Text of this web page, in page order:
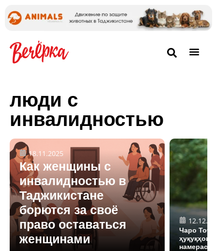
люди с
инвалидностью
18.11.2025
Как женщины с
инвалидностью в
Таджикистане
борются за своё
право оставаться
женщинами
Чаро
ҳуқуқҳои